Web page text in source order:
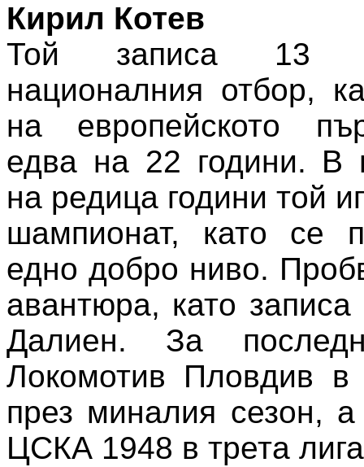
Кирил Котев
Той записа 13
националния отбор,
на европейското
едва на 22 години. В
на редица години той
шампионат, като се
едно добро ниво.
авантюра, като
Далиен. За
Локомотив Пловдив в
през миналия сезон, а
ЦСКА 1948 в трета